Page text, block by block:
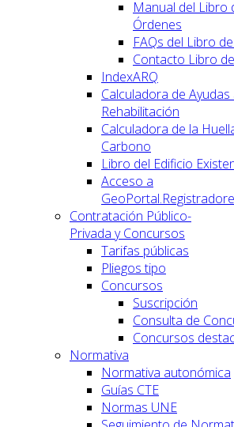
Manual del Libro
Órdenes
FAQs del Libro
Contacto Libro
IndexARQ
Calculadora de Ayudas
Rehabilitación
Calculadora de la
Carbono
Libro del Edificio
Acceso a
Contratación Público-
Privada y Concursos
Tarifas públicas
Pliegos tipo
Concursos
Suscripción
Consulta de
Concursos
Normativa
Normativa autonómica
Guías CTE
Normas UNE